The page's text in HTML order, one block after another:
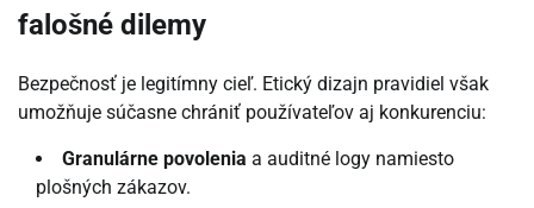
falošné dilemy
Bezpečnosť je legitímny cieľ. Etický dizajn pravidiel však
umožňuje súčasne chrániť používateľov aj konkurenciu:
Granulárne povolenia a auditné logy namiesto
plošných zákazov.